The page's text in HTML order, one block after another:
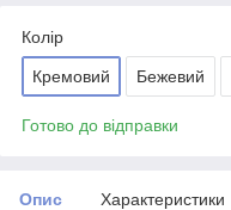
Колір
Кремовий Бежевий
Готово до відправки
Опис Характеристики